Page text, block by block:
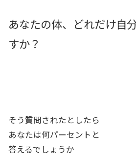
あなたの体、どれだけ自
すか？
そう質問されたとしたら
あなたは何パーセントと
答えるでしょうか